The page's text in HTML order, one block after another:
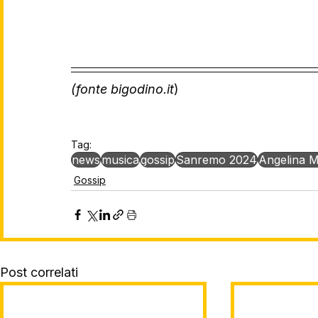
(fonte bigodino.it)
Tag:
newsmusicagossipSanremo 2024Angelina
Gossip
Post correlati